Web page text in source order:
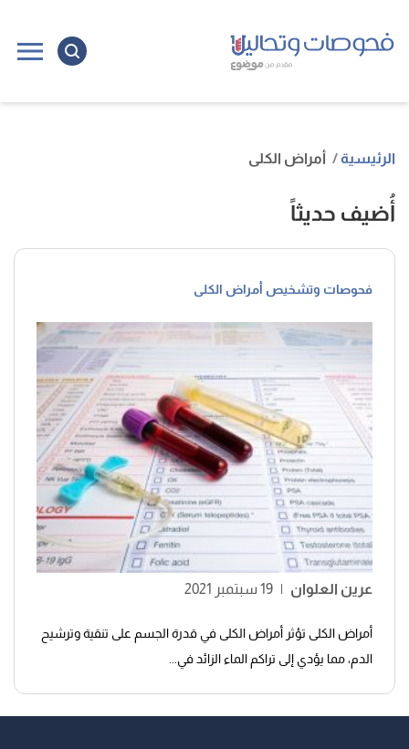
الرئيسية أمراض الكلى
أُضيف حديثاً
فحوصات وتشخيص أمراض الكلى
عرين العلوان | 19 سبتمبر 2021
أمراض الكلى تؤثر أمراض الكلى في قدرة الجسم على تنقية وترشيح
الدم، مما يؤدي إلى تراكم الماء الزائد في...